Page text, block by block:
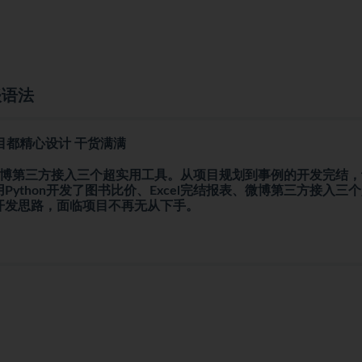
法
都精心设计 干货满满
第三方接入三个超实用工具。从项目规划到事例的开发完结
开发了图书比价、Excel完结报表、微博第三方接入三
思路，面临项目不再无从下手。